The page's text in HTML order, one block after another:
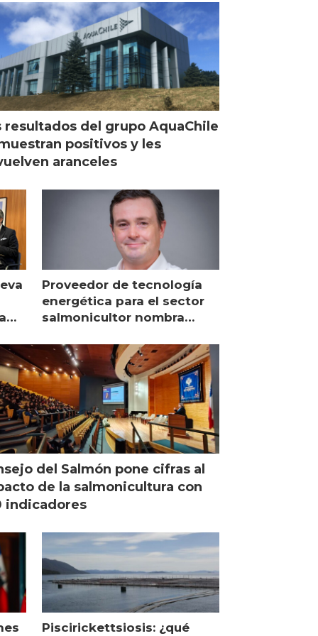
resultados del grupo AquaChile
positivos y les
aranceles
Proveedor de tecnología
energética para el sector
salmonicultor nombra
del Salmón pone cifras al
de la salmonicultura con
indicadores
Piscirickettsiosis: ¿qué